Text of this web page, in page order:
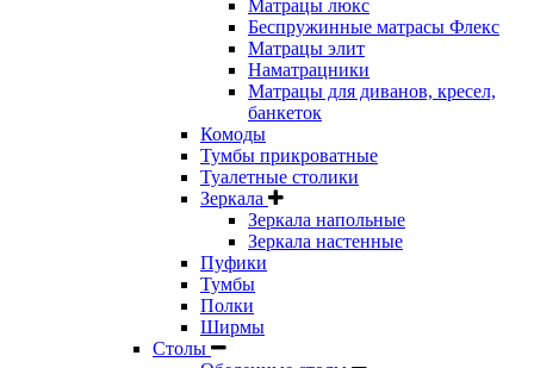
Матрацы люкс
Беспружинные матрасы Флекс
Матрацы элит
Наматрацники
Матрацы для диванов, кресел,
банкеток
Комоды
Тумбы прикроватные
Туалетные столики
Зеркала
Зеркала напольные
Зеркала настенные
Пуфики
Тумбы
Полки
Ширмы
Столы